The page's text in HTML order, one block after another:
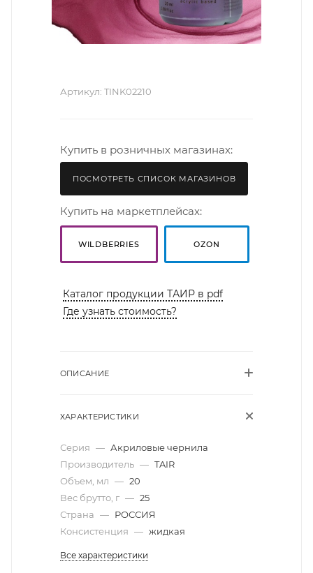
Артикул: TINK02210
Купить в розничных магазинах:
ПОСМОТРЕТЬ СПИСОК МАГАЗИНОВ
Купить на маркетплейсах:
WILDBERRIES OZON
Каталог продукции ТАИР в pdf
Где узнать стоимость?
ОПИСАНИЕ
ХАРАКТЕРИСТИКИ
Серия — Акриловые чернила
Производитель — TAIR
Объем, мл — 20
Вес брутто, г — 25
Страна — РОССИЯ
Консистенция — жидкая
Все характеристики